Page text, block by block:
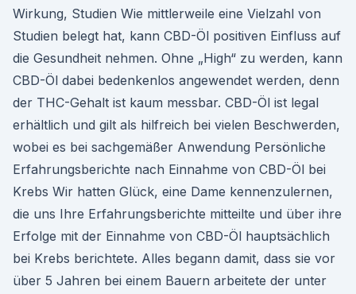
Wirkung, Studien Wie mittlerweile eine Vielzahl von
Studien belegt hat, kann CBD-Öl positiven Einfluss auf
die Gesundheit nehmen. Ohne „High“ zu werden, kann
CBD-Öl dabei bedenkenlos angewendet werden, denn
der THC-Gehalt ist kaum messbar. CBD-Öl ist legal
erhältlich und gilt als hilfreich bei vielen Beschwerden,
wobei es bei sachgemäßer Anwendung Persönliche
Erfahrungsberichte nach Einnahme von CBD-Öl bei
Krebs Wir hatten Glück, eine Dame kennenzulernen,
die uns Ihre Erfahrungsberichte mitteilte und über ihre
Erfolge mit der Einnahme von CBD-Öl hauptsächlich
bei Krebs berichtete. Alles begann damit, dass sie vor
über 5 Jahren bei einem Bauern arbeitete der unter